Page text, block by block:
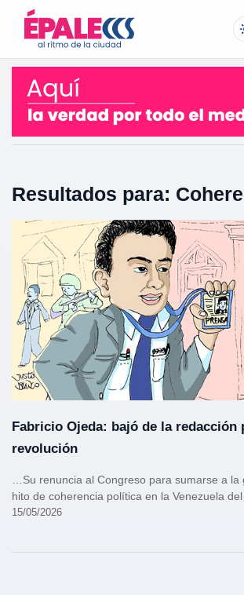
Resultados para:
Fabricio Ojeda: bajó de la redacción
revolución
…Su renuncia al Congreso para sumarse a la
hito de coherencia política en la Venezuela del
15/05/2026